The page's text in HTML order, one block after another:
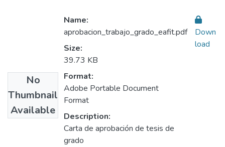
No
Thumbnail
Available
Name:
aprobacion_trabajo_grado_eafit.pdf
Size:
39.73 KB
Format:
Adobe Portable Document
Format
Description:
Carta de aprobación de tesis de
grado
Down
load